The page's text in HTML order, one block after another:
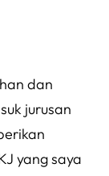
dan
jurusan
yang saya